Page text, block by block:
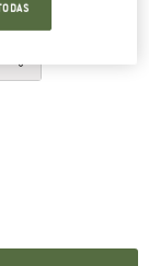
en una ventana